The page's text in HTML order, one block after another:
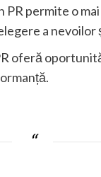
PR permite o
a
oferă